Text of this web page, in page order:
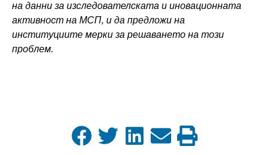
на данни за изследователската и иновационната
активност на МСП, и да предложи на
институциите мерки за решаването на този
проблем.